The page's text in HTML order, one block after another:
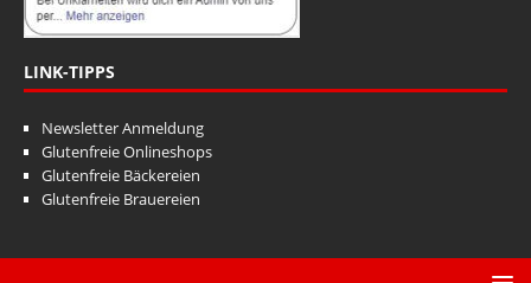
LINK-TIPPS
Newsletter Anmeldung
Glutenfreie Onlineshops
Glutenfreie Bäckereien
Glutenfreie Brauereien